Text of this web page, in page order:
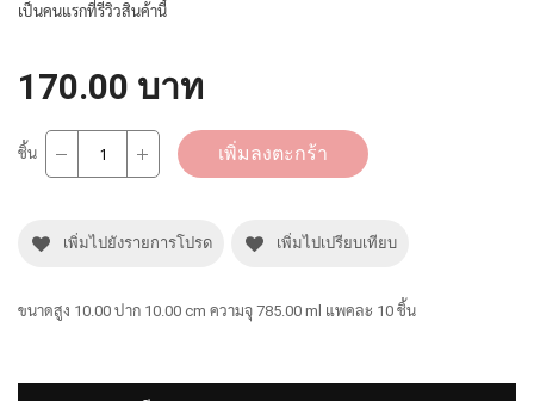
เป็นคนแรกที่รีวิวสินค้านี้
170.00 บาท
ชิ้น เพิ่มลงตะกร้า
เพิ่มไปยังรายการโปรด เพิ่มไปเปรียบเทียบ
ขนาดสูง 10.00 ปาก 10.00 cm ความจุ 785.00 ml แพคละ 10 ชิ้น